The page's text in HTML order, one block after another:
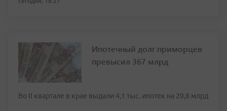
Ипотечный долг приморцев
превысил 367 млрд
Во II квартале в крае выдали 4,1 тыс. ипотек на 20,8 млрд